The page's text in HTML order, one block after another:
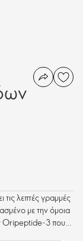
λεπτές γραμμές
με την όμοια
Oripeptide-3 που
την επιδερμίδας,